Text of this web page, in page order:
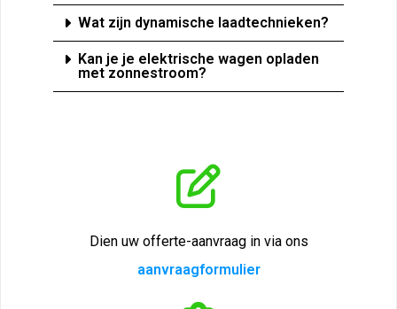
Wat zijn dynamische laadtechnieken?​
Kan je je elektrische wagen opladen
met zonnestroom?
Dien uw offerte-aanvraag in via ons
aanvraagformulier